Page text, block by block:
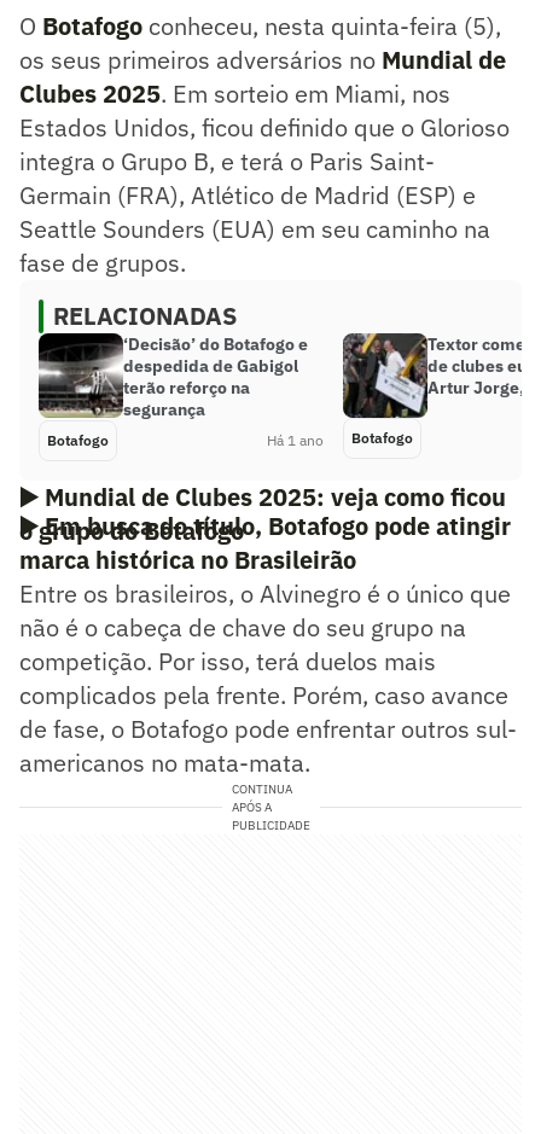
O Botafogo conheceu, nesta quinta-feira (5),
os seus primeiros adversários no Mundial de
Clubes 2025. Em sorteio em Miami, nos
Estados Unidos, ficou definido que o Glorioso
integra o Grupo B, e terá o Paris Saint-
Germain (FRA), Atlético de Madrid (ESP) e
Seattle Sounders (EUA) em seu caminho na
fase de grupos.
RELACIONADAS
‘Decisão’ do Botafogo e
despedida de Gabigol
terão reforço na
segurança
Botafogo Há 1 ano
Textor
de clubes
Artur Jorge,
Botafogo
▶️ Mundial de Clubes 2025: veja como ficou
o grupo do Botafogo
▶️Em busca do título, Botafogo pode atingir
marca histórica no Brasileirão
Entre os brasileiros, o Alvinegro é o único que
não é o cabeça de chave do seu grupo na
competição. Por isso, terá duelos mais
complicados pela frente. Porém, caso avance
de fase, o Botafogo pode enfrentar outros sul-
americanos no mata-mata.
CONTINUA
APÓS A
PUBLICIDADE